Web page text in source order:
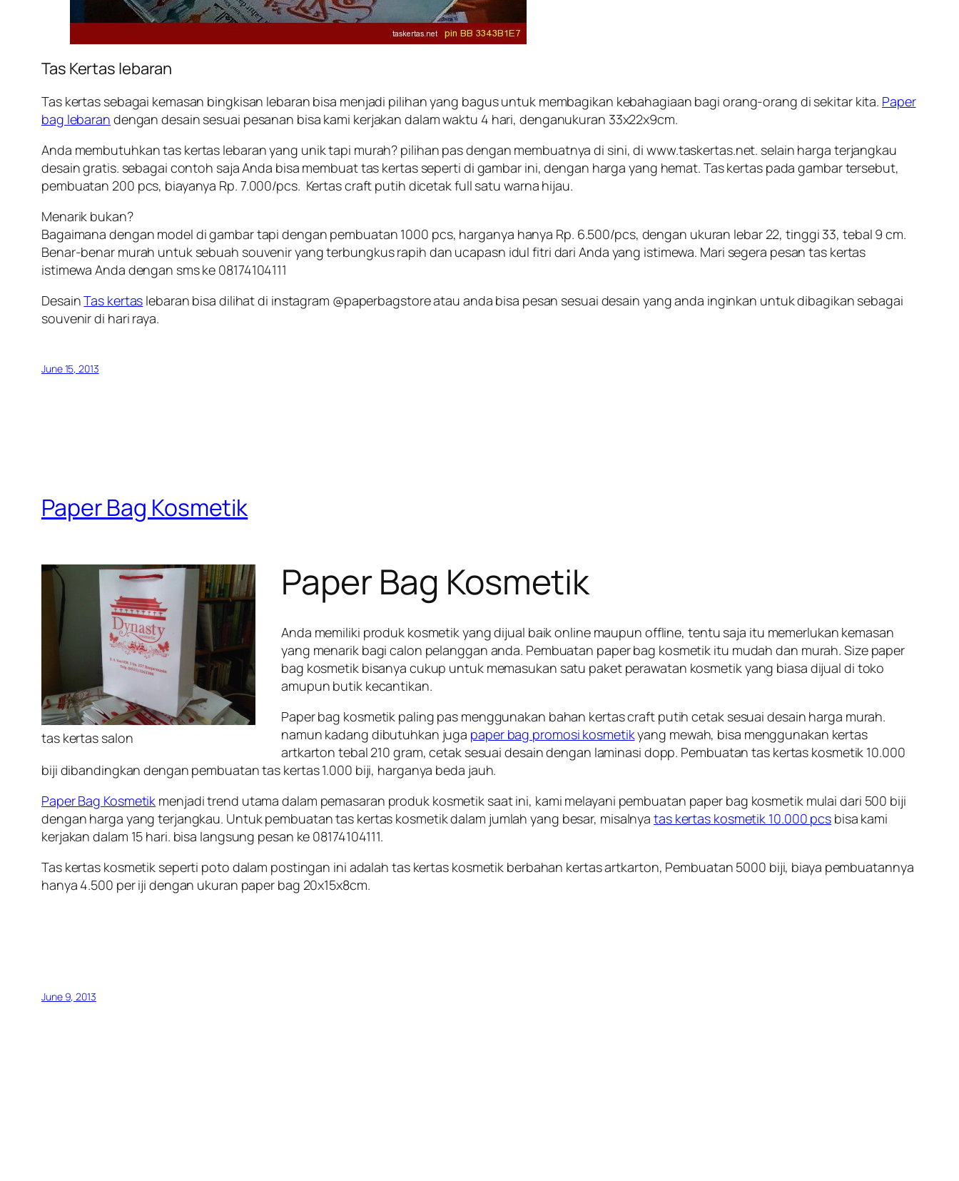
Tas Kertas lebaran
Tas kertas sebagai kemasan bingkisan lebaran bisa menjadi pilihan yang bagus untuk membagikan kebahagiaan bagi orang-orang di sekitar kita. Paper
bag lebaran dengan desain sesuai pesanan bisa kami kerjakan dalam waktu 4 hari, denganukuran 33x22x9cm.
Anda membutuhkan tas kertas lebaran yang unik tapi murah? pilihan pas dengan membuatnya di sini, di www.taskertas.net. selain harga terjangkau
desain gratis. sebagai contoh saja Anda bisa membuat tas kertas seperti di gambar ini, dengan harga yang hemat. Tas kertas pada gambar tersebut,
pembuatan 200 pcs, biayanya Rp. 7.000/pcs. Kertas craft putih dicetak full satu warna hijau.
Menarik bukan?
Bagaimana dengan model di gambar tapi dengan pembuatan 1000 pcs, harganya hanya Rp. 6.500/pcs, dengan ukuran lebar 22, tinggi 33, tebal 9 cm.
Benar-benar murah untuk sebuah souvenir yang terbungkus rapih dan ucapasn idul fitri dari Anda yang istimewa. Mari segera pesan tas kertas
istimewa Anda dengan sms ke 08174104111
DesainTas kertas lebaran bisa dilihat di instagram @paperbagstore atau anda bisa pesan sesuai desain yang anda inginkan untuk dibagikan sebagai
souvenir di hari raya.
June 15, 2013
Paper Bag Kosmetik
tas kertas salon
Paper Bag Kosmetik
Anda memiliki produk kosmetik yang dijual baik online maupun offline, tentu saja itu memerlukan kemasan
yang menarik bagi calon pelanggan anda. Pembuatan paper bag kosmetik itu mudah dan murah. Size paper
bag kosmetik bisanya cukup untuk memasukan satu paket perawatan kosmetik yang biasa dijual di toko
amupun butik kecantikan.
Paper bag kosmetik paling pas menggunakan bahan kertas craft putih cetak sesuai desain harga murah.
namun kadang dibutuhkan juga paper bag promosi kosmetikyang mewah, bisa menggunakan kertas
artkarton tebal 210 gram, cetak sesuai desain dengan laminasi dopp. Pembuatan tas kertas kosmetik 10.000
biji dibandingkan dengan pembuatan tas kertas 1.000 biji, harganya beda jauh.
Paper Bag Kosmetik menjadi trend utama dalam pemasaran produk kosmetik saat ini, kami melayani pembuatan paper bag kosmetik mulai dari 500 biji
dengan harga yang terjangkau. Untuk pembuatan tas kertas kosmetik dalam jumlah yang besar, misalnyatas kertas kosmetik 10.000 pcs bisa kami
kerjakan dalam 15 hari. bisa langsung pesan ke 08174104111.
Tas kertas kosmetik seperti poto dalam postingan ini adalah tas kertas kosmetik berbahan kertas artkarton, Pembuatan 5000 biji, biaya pembuatannya
hanya 4.500 per iji dengan ukuran paper bag 20x15x8cm.
June 9, 2013